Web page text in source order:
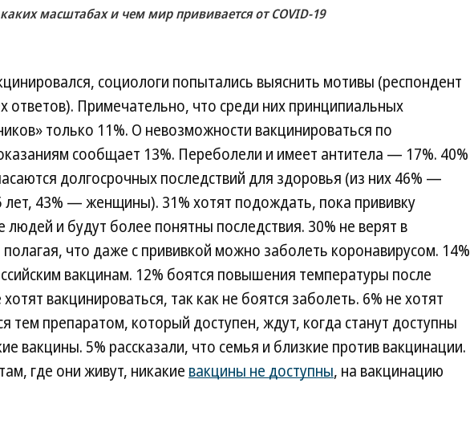
масштабах и чем мир прививается от COVID-19
социологи попытались выяснить мотивы (респондент
ответов). Примечательно, что среди них принципиальных
только 11%. О невозможности вакцинироваться по
сообщает 13%. Переболели и имеет антитела — 17%. 40%
долгосрочных последствий для здоровья (из них 46% —
43% — женщины). 31% хотят подождать, пока прививку
и будут более понятны последствия. 30% не верят в
что даже с прививкой можно заболеть коронавирусом. 14%
вакцинам. 12% боятся повышения температуры после
хотят вакцинироваться, так как не боятся заболеть. 6% не хотят
тем препаратом, который доступен, ждут, когда станут доступны
вакцины. 5% рассказали, что семья и близкие против вакцинации.
где они живут, никакие вакцины не доступны, на вакцинацию